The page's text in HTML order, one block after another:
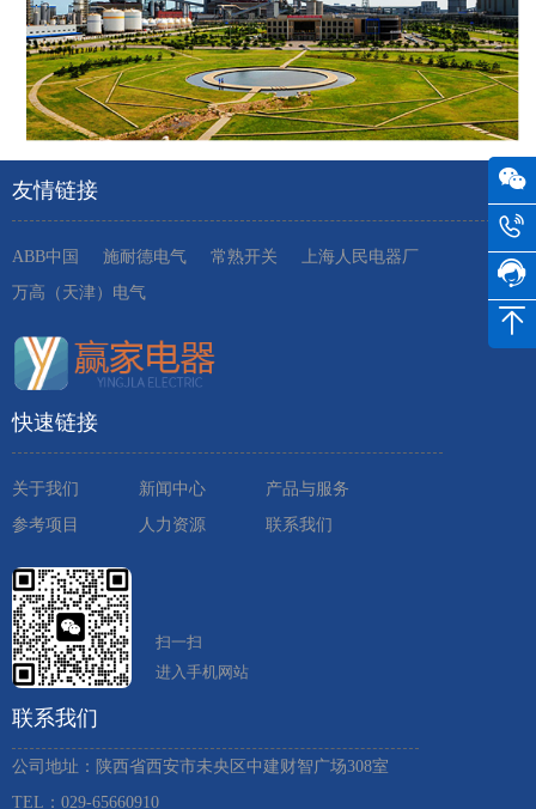
友情链接
ABB中国 施耐德电气 常熟开关
上海人民电器厂
万高（天津）电气
快速链接
关于我们 新闻中心
产品与服务
参考项目
人力资源 联系我们
扫一扫
进入手机网站
联系我们
公司地址：陕西省西安市未央区中建财智广场308室
TEL：029-65660910 ​